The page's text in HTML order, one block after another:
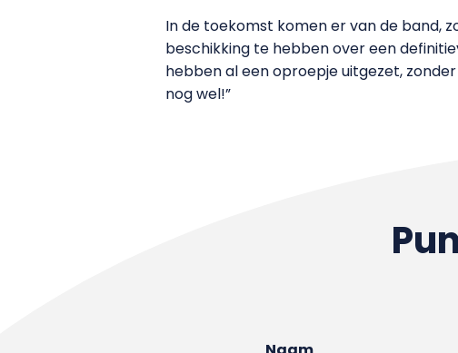
In de toekomst komen er van de band,
beschikking te hebben over een
hebben al een oproepje uitgezet,
nog wel!”